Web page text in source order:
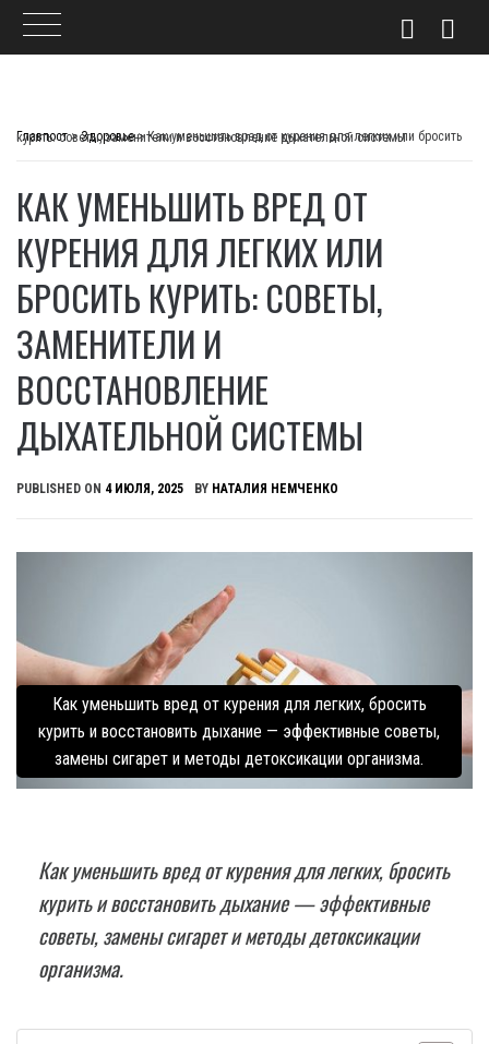
Главпост>Здоровье>
Как уменьшить вред от курения для легких или бросить курить: советы, заменители и восстановление дыхательной системы
КАК УМЕНЬШИТЬ ВРЕД ОТ
КУРЕНИЯ ДЛЯ ЛЕГКИХ ИЛИ
БРОСИТЬ КУРИТЬ: СОВЕТЫ,
ЗАМЕНИТЕЛИ И
ВОССТАНОВЛЕНИЕ
ДЫХАТЕЛЬНОЙ СИСТЕМЫ
PUBLISHED ON 4 ИЮЛЯ, 2025 BY НАТАЛИЯ НЕМЧЕНКО
Как уменьшить вред от курения для легких, бросить
курить и восстановить дыхание — эффективные советы,
замены сигарет и методы детоксикации организма.
Как уменьшить вред от курения для легких, бросить
курить и восстановить дыхание — эффективные
советы, замены сигарет и методы детоксикации
организма.